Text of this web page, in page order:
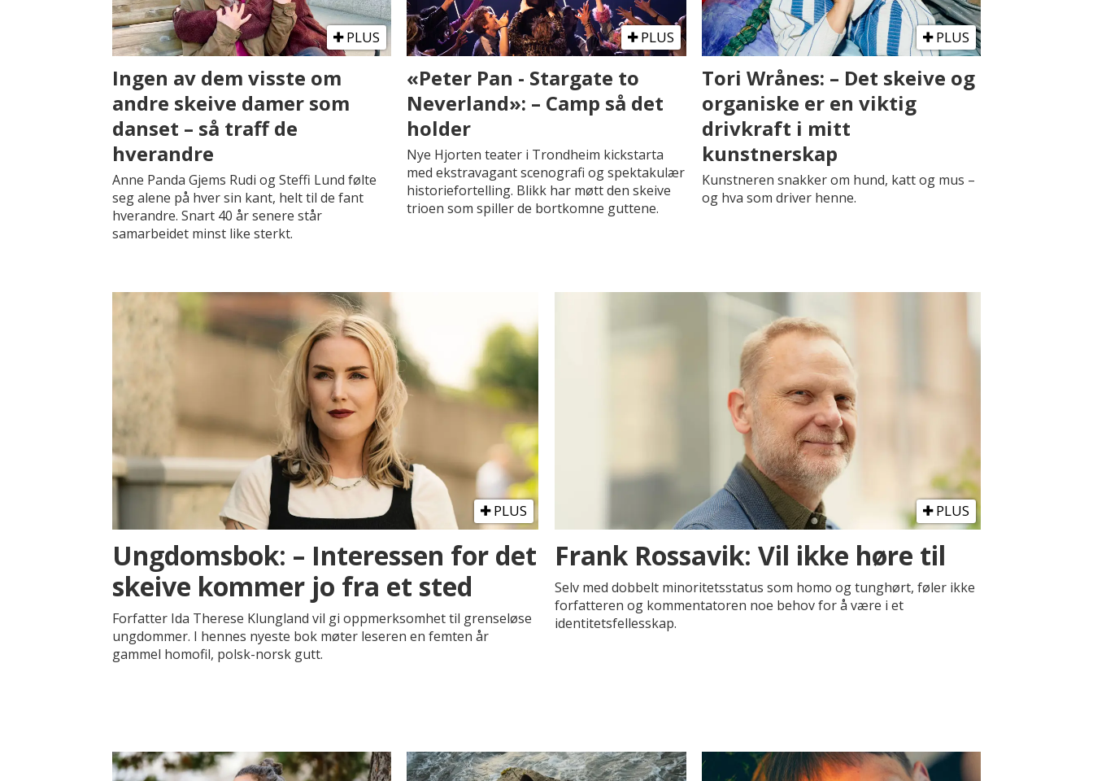
PLUS
Ingen av dem visste om
andre skeive damer som
danset – så traff de
hverandre
Anne Panda Gjems Rudi og Steffi Lund følte
seg alene på hver sin kant, helt til de fant
hverandre. Snart 40 år senere står
samarbeidet minst like sterkt.
PLUS
«Peter Pan - Stargate to
Neverland»: – Camp så det
holder
Nye Hjorten teater i Trondheim kickstarta
med ekstravagant scenografi og spektakulær
historiefortelling. Blikk har møtt den skeive
trioen som spiller de bortkomne guttene.
PLUS
Tori Wrånes: – Det skeive og
organiske er en viktig
drivkraft i mitt
kunstnerskap
Kunstneren snakker om hund, katt og mus –
og hva som driver henne.
PLUS
Ungdomsbok: – Interessen for det
skeive kommer jo fra et sted
Forfatter Ida Therese Klungland vil gi oppmerksomhet til grenseløse
ungdommer. I hennes nyeste bok møter leseren en femten år
gammel homofil, polsk-norsk gutt.
PLUS
Frank Rossavik: Vil ikke høre til
Selv med dobbelt minoritetsstatus som homo og tunghørt, føler ikke
forfatteren og kommentatoren noe behov for å være i et
identitetsfellesskap.